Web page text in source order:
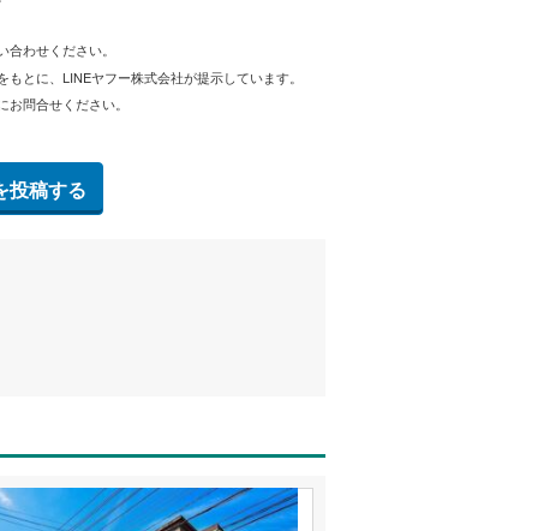
わせください。
もとに、LINEヤフー株式会社が提示しています。
問合せください。
投稿する